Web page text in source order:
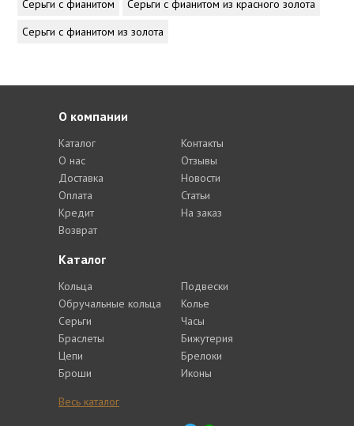
Серьги с фианитом
Серьги с фианитом из красного золота
Серьги с фианитом из золота
Каталог
Кольца
Обручальные кольца
Серьги
Браслеты
Цепи
Броши
Подвески
Колье
Часы
Бижутерия
Брелоки
Иконы
Весь каталог
О компании
Каталог
О нас
Доставка
Оплата
Кредит
Возврат
Контакты
Отзывы
Новости
Статьи
На заказ